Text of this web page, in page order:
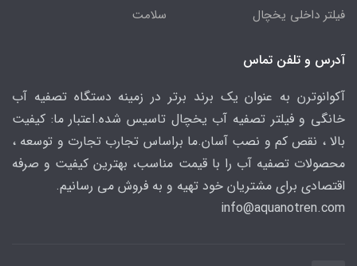
فیلتر داخلی یخچال
سلامت
آدرس و تلفن تماس
آکوانوترن به عنوان یک برند برتر در زمینه دستگاه تصفیه آب
خانگی و فیلتر تصفیه آب یخچال تاسیس شده.اعتبار ما: کیفیت
بالا ، نقص کم و نصب آسان.ما براساس تجارب تجارت و توسعه ،
محصولات تصفیه آب را با قیمت مناسب، بهترین کیفیت و صرفه
اقتصادی برای مشتریان خود تهیه و به فروش می رسانیم.
info@aquanotren.com